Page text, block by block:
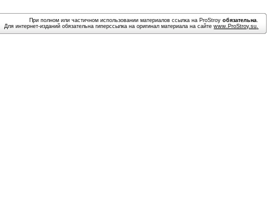
При полном или частичном использовании материалов ссылка на ProStroyобязательна.
Для интернет-изданий обязательна гиперссылка на оригинал материала на сайтеwww.ProStroy.su.